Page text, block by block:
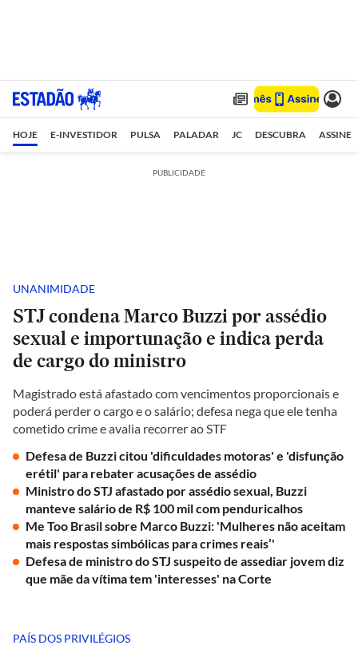
HOJE E-INVESTIDOR PULSA PALADAR JC DESCUBRA ASSINE
PUBLICIDADE
UNANIMIDADE
STJ condena Marco Buzzi por assédio
sexual e importunação e indica perda
de cargo do ministro
Magistrado está afastado com vencimentos proporcionais e
poderá perder o cargo e o salário; defesa nega que ele tenha
cometido crime e avalia recorrer ao STF
Defesa de Buzzi citou 'dificuldades motoras' e 'disfunção
erétil' para rebater acusações de assédio
Ministro do STJ afastado por assédio sexual, Buzzi
manteve salário de R$ 100 mil com penduricalhos
Me Too Brasil sobre Marco Buzzi: 'Mulheres não aceitam
mais respostas simbólicas para crimes reais’'
Defesa de ministro do STJ suspeito de assediar jovem diz
que mãe da vítima tem 'interesses' na Corte
PAÍS DOS PRIVILÉGIOS